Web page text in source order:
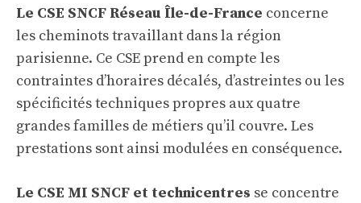
Le CSE SNCF Réseau Île-de-France concerne
les cheminots travaillant dans la région
parisienne. Ce CSE prend en compte les
contraintes d’horaires décalés, d’astreintes ou les
spécificités techniques propres aux quatre
grandes familles de métiers qu’il couvre. Les
prestations sont ainsi modulées en conséquence.
Le CSE MI SNCF et technicentres se concentre